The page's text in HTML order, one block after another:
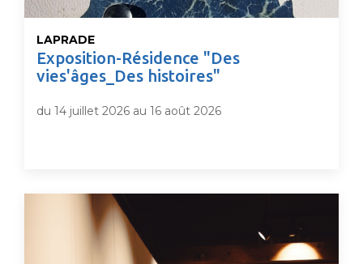
LAPRADE
Exposition-Résidence "Des
vies'âges_Des histoires"
du 14 juillet 2026 au 16 août 2026